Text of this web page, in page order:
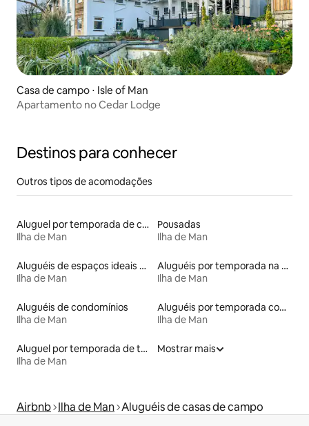
Casa de campo ⋅ Isle of Man
Apartamento no Cedar Lodge
Destinos para conhecer
Outros tipos de acomodações
Aluguel por temporada de casas de hóspedes
Ilha de Man
Pousadas
Ilha de Man
Aluguéis de espaços ideais para famílias
Ilha de Man
Aluguéis por temporada na orla
Ilha de Man
Aluguéis de condomínios
Ilha de Man
Aluguéis por temporada com acesso à praia
Ilha de Man
Aluguel por temporada de townhouses
Ilha de Man
Mostrar mais
Airbnb Ilha de Man Aluguéis de casas de campo